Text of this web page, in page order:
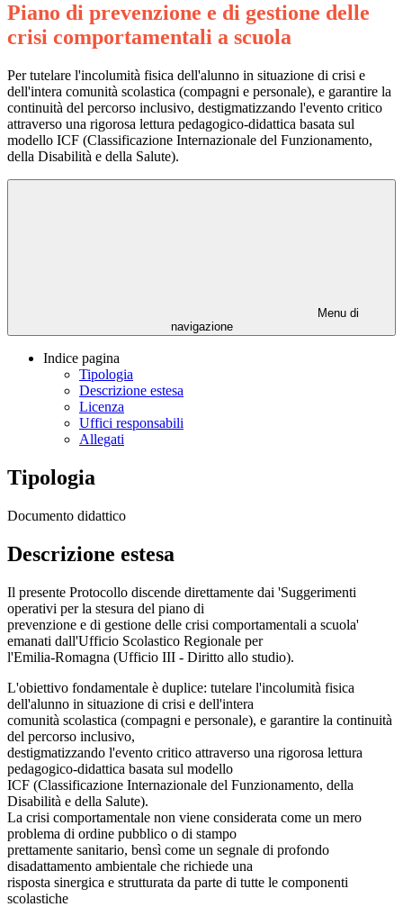
Piano di prevenzione e di gestione delle
crisi comportamentali a scuola
Per tutelare l'incolumità fisica dell'alunno in situazione di crisi e
dell'intera comunità scolastica (compagni e personale), e garantire la
continuità del percorso inclusivo, destigmatizzando l'evento critico
attraverso una rigorosa lettura pedagogico-didattica basata sul
modello ICF (Classificazione Internazionale del Funzionamento,
della Disabilità e della Salute).
Menu di
navigazione
Indice pagina
Tipologia
Descrizione estesa
Licenza
Uffici responsabili
Allegati
Tipologia
Documento didattico
Descrizione estesa
Il presente Protocollo discende direttamente dai 'Suggerimenti
operativi per la stesura del piano di
prevenzione e di gestione delle crisi comportamentali a scuola'
emanati dall'Ufficio Scolastico Regionale per
l'Emilia-Romagna (Ufficio III - Diritto allo studio).
L'obiettivo fondamentale è duplice: tutelare l'incolumità fisica
dell'alunno in situazione di crisi e dell'intera
comunità scolastica (compagni e personale), e garantire la continuità
del percorso inclusivo,
destigmatizzando l'evento critico attraverso una rigorosa lettura
pedagogico-didattica basata sul modello
ICF (Classificazione Internazionale del Funzionamento, della
Disabilità e della Salute).
La crisi comportamentale non viene considerata come un mero
problema di ordine pubblico o di stampo
prettamente sanitario, bensì come un segnale di profondo
disadattamento ambientale che richiede una
risposta sinergica e strutturata da parte di tutte le componenti
scolastiche